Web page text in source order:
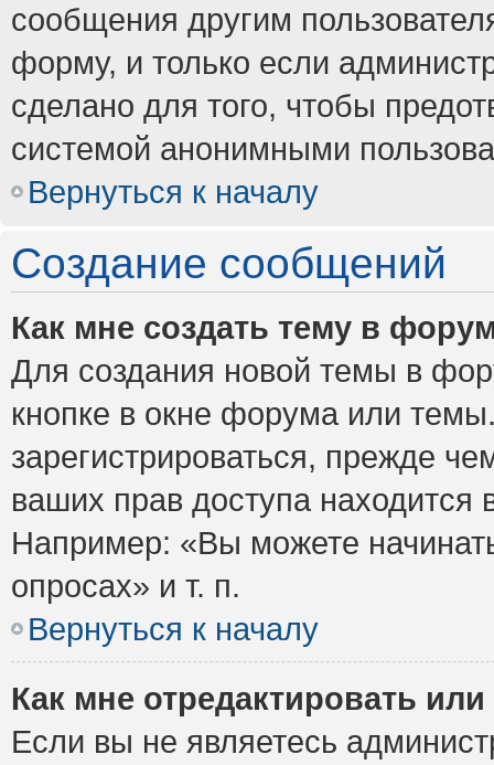
сообщения другим
форму, и только если
сделано для того, чтобы
системой анонимными
Вернуться к началу
Создание сообщений
Как мне создать тему в
Для создания новой темы в
кнопке в окне форума или
зарегистрироваться, прежде
ваших прав доступа
Например: «Вы можете
опросах» и т. п.
Вернуться к началу
Как мне отредактировать
Если вы не являетесь